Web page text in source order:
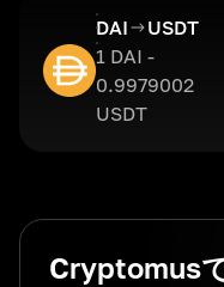
DAI
USDT
1 DAI -
0.9979002
USDT
Cryptomus